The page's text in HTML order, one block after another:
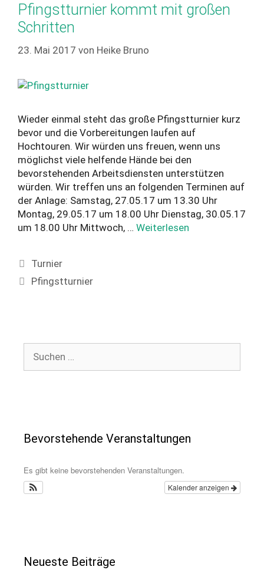
Pfingstturnier kommt mit großen
Schritten
23. Mai 2017 von Heike Bruno
Wieder einmal steht das große Pfingstturnier kurz
bevor und die Vorbereitungen laufen auf
Hochtouren. Wir würden uns freuen, wenn uns
möglichst viele helfende Hände bei den
bevorstehenden Arbeitsdiensten unterstützen
würden. Wir treffen uns an folgenden Terminen auf
der Anlage: Samstag, 27.05.17 um 13.30 Uhr
Montag, 29.05.17 um 18.00 Uhr Dienstag, 30.05.17
um 18.00 Uhr Mittwoch, … Weiterlesen
Kategorien
Turnier
Schlagwörter
Pfingstturnier
nach:
Bevorstehende Veranstaltungen
Es gibt keine bevorstehenden Veranstaltungen.
Kalender anzeigen
Neueste Beiträge